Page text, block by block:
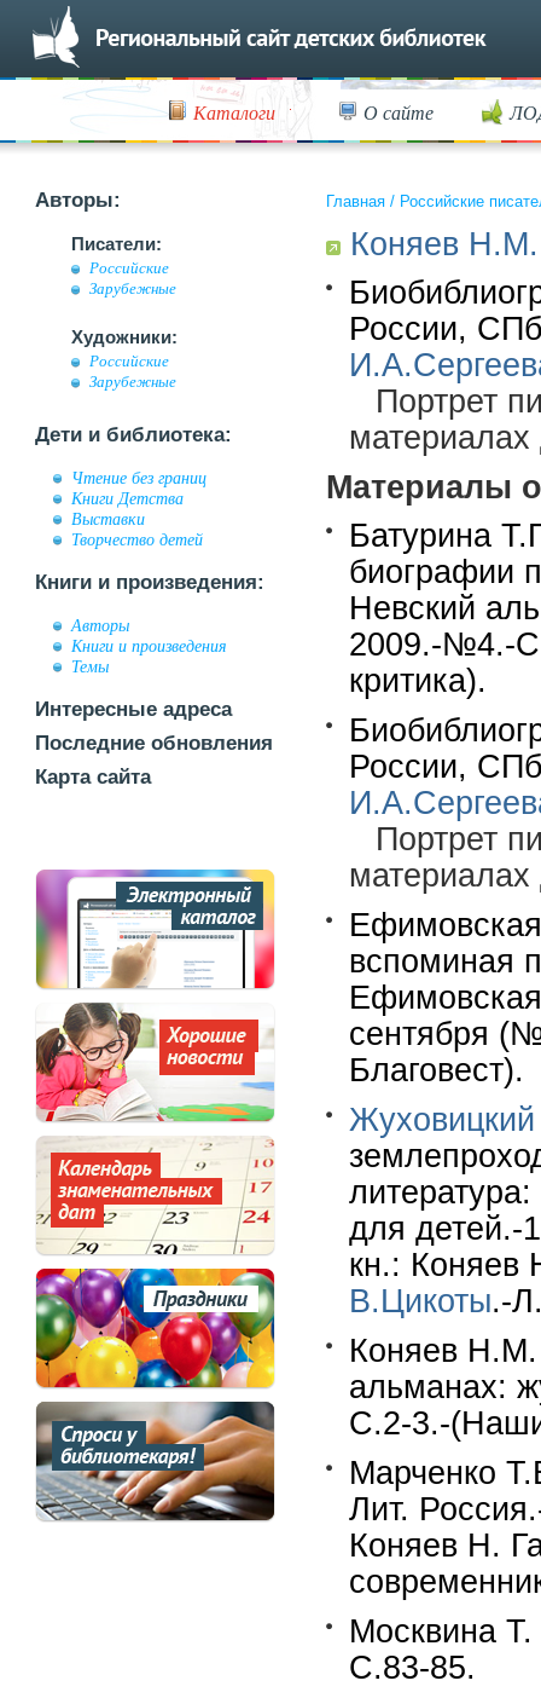
Каталоги О сайте
Авторы:
Писатели:
Российские
Зарубежные
Художники:
Российские
Зарубежные
Дети и библиотека:
Чтение без границ
Книги Детства
Выставки
Творчество детей
Книги и произведения:
Авторы
Книги и произведения
Темы
Интересные адреса
Последние обновления
Карта сайта
Главная / Российские
Коняев Н.М.
России,
Портрет
материалах
Материалы
Батурина
биографии
Невский
2009.-№4.-
критика).
России,
Портрет
материалах
вспоминая
сентября
Благовест).
для детей.-
кн.: Коняев
В.Цикоты.-
Коняев
альманах:
С.2-3.-
Марченко
Лит.
Коняев Н.
Москвина
С.83-85.